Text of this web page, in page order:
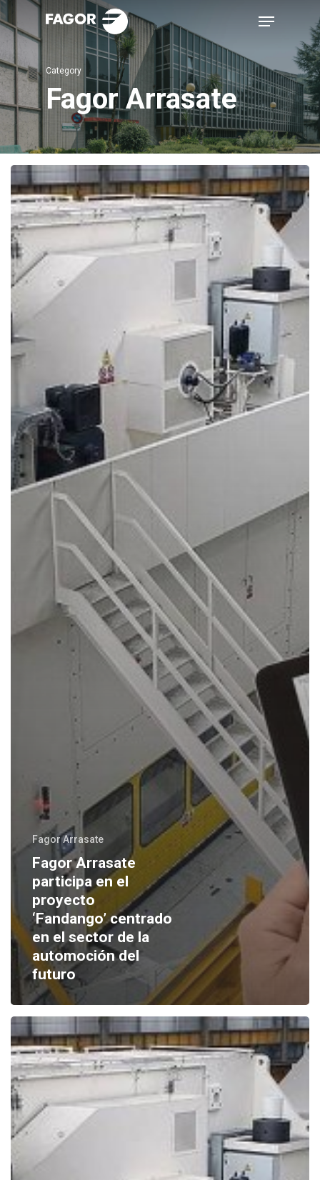
Skip
to
main
content
Menu
Category
Fagor Arrasate
Fagor Arrasate
Fagor Arrasate
participa en el
proyecto
‘Fandango’ centrado
en el sector de la
automoción del
futuro